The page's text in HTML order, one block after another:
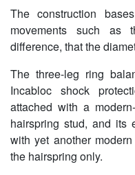
The construction
movements such as
difference, that the
The three-leg ring
Incabloc shock
attached with a
hairspring stud, and its
with yet another
the hairspring only.